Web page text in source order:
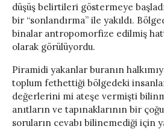
düşüş belirtileri göstermeye
bir “sonlandırma” ile yakıldı.
binalar antropomorfize edilmiş
olarak görülüyordu.
Piramidi yakanlar buranın
toplum fethettiği bölgedeki
değerlerini mi ateşe vermişti
anıtların ve tapınaklarının bir
soruların cevabı bilinemediği için